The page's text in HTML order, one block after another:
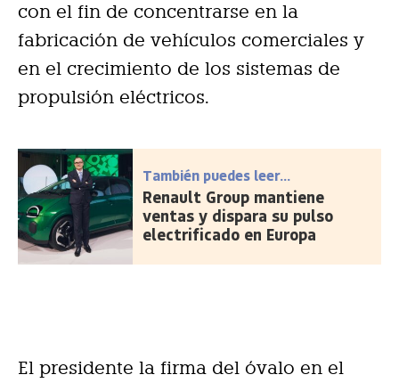
con el fin de concentrarse en la
fabricación de vehículos comerciales y
en el crecimiento de los sistemas de
propulsión eléctricos.
También puedes leer...
Renault Group mantiene
ventas y dispara su pulso
electrificado en Europa
El presidente la firma del óvalo en el